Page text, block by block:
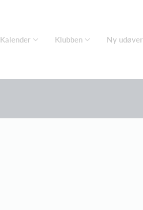
Kalender Klubben Ny udøver